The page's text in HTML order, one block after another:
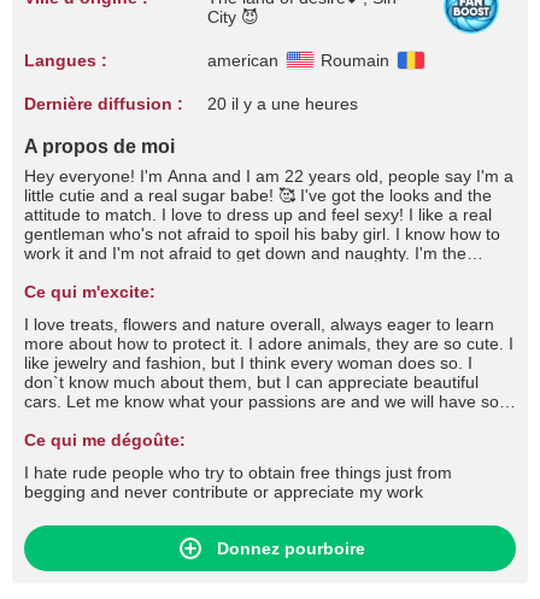
City 😈
Langues : american Roumain
Dernière diffusion : 20 il y a une heures
A propos de moi
Hey everyone! I'm Anna and I am 22 years old, people say I'm a
little cutie and a real sugar babe! 🥰 I've got the looks and the
attitude to match. I love to dress up and feel sexy! I like a real
gentleman who's not afraid to spoil his baby girl. I know how to
work it and I'm not afraid to get down and naughty. I'm the
your dreams and desires!
Ce qui m'excite:
I love treats, flowers and nature overall, always eager to learn
more about how to protect it. I adore animals, they are so cute. I
like jewelry and fashion, but I think every woman does so. I
don`t know much about them, but I can appreciate beautiful
cars. Let me know what your passions are and we will have so
rushing or pushing. We all have our limits, but I am sure we can
think?/ I hate one minute guys, I am the type of woman who
loves to take her time in reaching the absolute sublime pleasure.
Ce qui me dégoûte:
I hate rude people who try to obtain free things just from
begging and never contribute or appreciate my work
Donnez pourboire